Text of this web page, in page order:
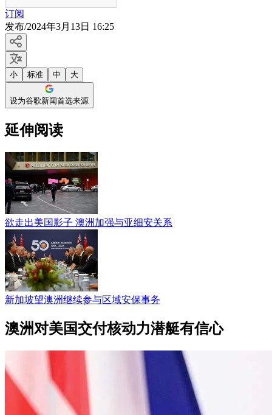
订阅
发布/2024年3月13日 16:25
小 标准 中 大
设为谷歌新闻首选来源
延伸阅读
欲走出美国影子 澳洲加强与亚细安关系
新加坡望澳洲继续参与区域安保事务
澳洲对美国交付核动力潜艇有信心